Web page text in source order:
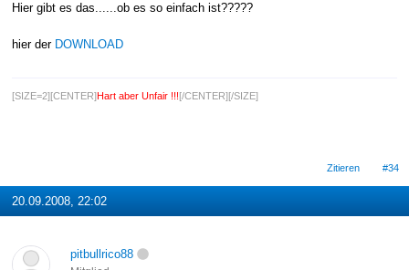
Hier gibt es das......ob es so einfach ist?????
hier der DOWNLOAD
[SIZE=2][CENTER]Hart aber Unfair !!![/CENTER][/SIZE]
Zitieren #34
20.09.2008, 22:02
pitbullrico88